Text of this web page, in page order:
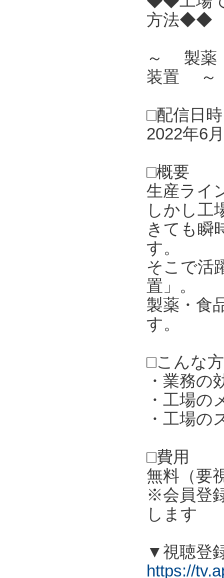
方法◆◆
～ 製薬
装置 ～
□配信日時
2022年6
□概要
生産ライ
しかし工
きても瞬
す。
そこで活
置」。
製薬・食
す。
□こんな
・業務の
・工場の
・工場
□費用
無料（要
※会員登
します
▼視聴登
https://